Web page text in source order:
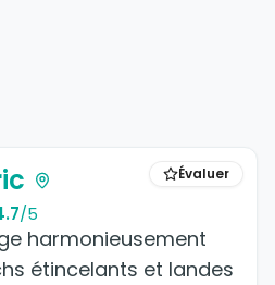
Évaluer
/5
harmonieusement
étincelants et landes